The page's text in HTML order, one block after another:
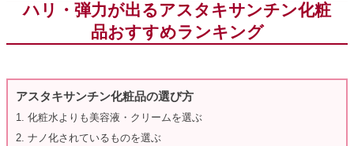
ハリ・弾力が出るアスタキサンチン化粧
品おすすめランキング
アスタキサンチン化粧品の選び方
1. 化粧水よりも美容液・クリームを選ぶ
2. ナノ化されているものを選ぶ